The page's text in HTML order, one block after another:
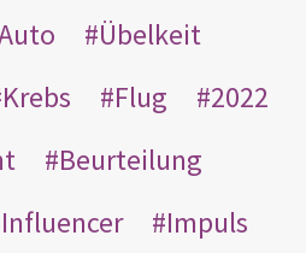
Übelkeit
Krebs Flug
2022
Beurteilung
Influencer
Impuls